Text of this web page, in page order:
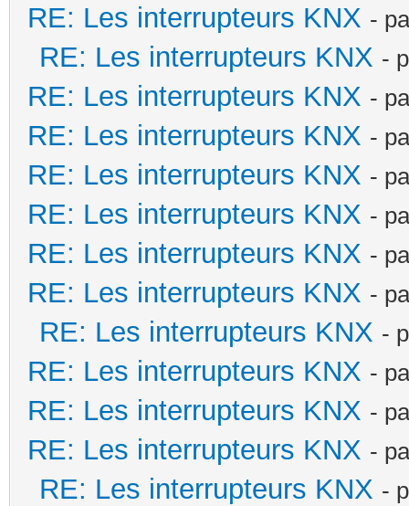
RE: Les interrupteurs KNX -
RE: Les interrupteurs KNX -
RE: Les interrupteurs KNX -
RE: Les interrupteurs KNX -
RE: Les interrupteurs KNX -
RE: Les interrupteurs KNX -
RE: Les interrupteurs KNX -
RE: Les interrupteurs KNX -
RE: Les interrupteurs KNX -
RE: Les interrupteurs KNX -
RE: Les interrupteurs KNX -
RE: Les interrupteurs KNX -
RE: Les interrupteurs KNX -